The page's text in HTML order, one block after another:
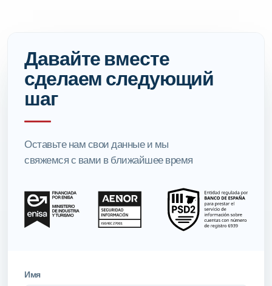
Давайте вместе
сделаем следующий
шаг
Оставьте нам свои данные и мы
свяжемся с вами в ближайшее время
Имя